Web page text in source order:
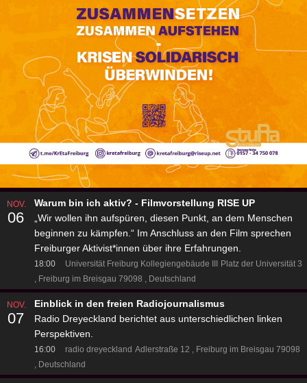
NOV.
06
Warum bin ich aktiv? - Filmvorstellung RISE UP
„Wir wollen ihn aufspüren, diesen Punkt, an dem Menschen
beginnen zu kämpfen.“ Im Anschluss an den Film sprechen
Freiburger Aktivist*innen über ihre Erfahrungen.
18:00 Universität Freiburg Kollegiengebäude III
Platz der Universität 3
Freiburg im Breisgau 79098
Deutschland
NOV.
07
Einblick in den freien Radiojournalismus
Radio Dreyeckland berichtet aus unterschiedlichen linken
Perspektiven.
16:00 radio dreyeckland Adlerstraße 12
Freiburg im Breisgau 79098
Deutschland